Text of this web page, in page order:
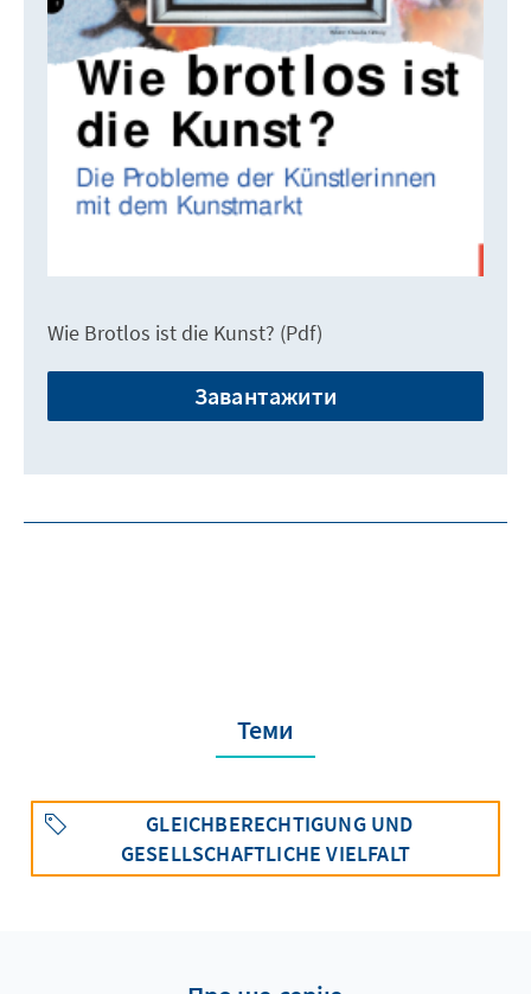
Wie Brotlos ist die Kunst? (Pdf)
Завантажити
Теми
GLEICHBERECHTIGUNG UND
GESELLSCHAFTLICHE VIELFALT